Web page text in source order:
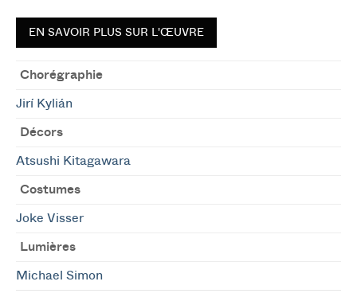
EN SAVOIR PLUS SUR L'ŒUVRE
Chorégraphie
Jirí Kylián
Décors
Atsushi Kitagawara
Costumes
Joke Visser
Lumières
Michael Simon